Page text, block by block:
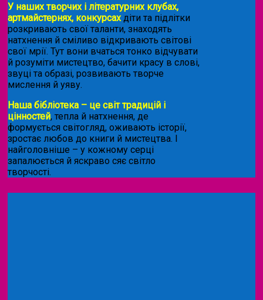
У наших творчих і літературних клубах,
артмайстернях, конкурсахдіти та підлітки
розкривають свої таланти, знаходять
натхнення й сміливо відкривають світові
свої мрії. Тут вони вчаться тонко відчувати
й розуміти мистецтво, бачити красу в слові,
звуці та образі, розвивають творче
мислення й уяву.
Наша бібліотека – це світ традицій і
цінностей, тепла й натхнення, де
формується світогляд, оживають історії,
зростає любов до книги й мистецтва. І
найголовніше – у кожному серці
запалюється й яскраво сяє світло
творчості.